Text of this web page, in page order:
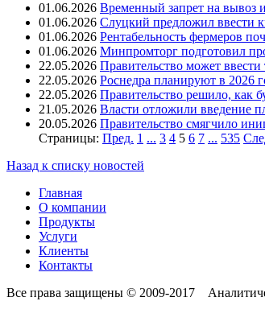
01.06.2026 Временный запрет на вывоз
01.06.2026 Слуцкий предложил ввести
01.06.2026 Рентабельность фермеров
01.06.2026 Минпромторг подготовил
22.05.2026 Правительство может
22.05.2026 Роснедра планируют в 2026
22.05.2026 Правительство решило, как
21.05.2026 Власти отложили введение
20.05.2026 Правительство смягчило
Страницы: Пред. 1 ... 3 4 5 6 7 ... 535
Назад к списку новостей
Главная
О компании
Продукты
Услуги
Клиенты
Контакты
Все права защищены © 2009-2017